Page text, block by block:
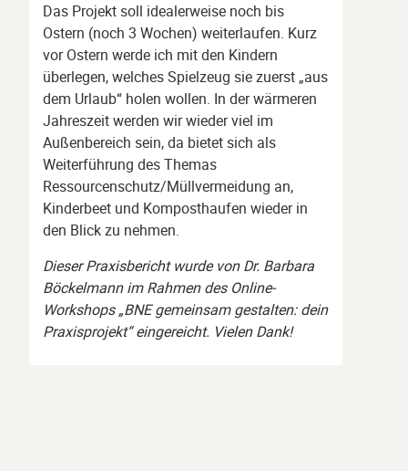
Das Projekt soll idealerweise noch bis
Ostern (noch 3 Wochen) weiterlaufen. Kurz
vor Ostern werde ich mit den Kindern
überlegen, welches Spielzeug sie zuerst „aus
dem Urlaub“ holen wollen. In der wärmeren
Jahreszeit werden wir wieder viel im
Außenbereich sein, da bietet sich als
Weiterführung des Themas
Ressourcenschutz/Müllvermeidung an,
Kinderbeet und Komposthaufen wieder in
den Blick zu nehmen.
Dieser Praxisbericht wurde von Dr. Barbara
Böckelmann im Rahmen des Online-
Workshops „BNE gemeinsam gestalten: dein
Praxisprojekt“ eingereicht. Vielen Dank!